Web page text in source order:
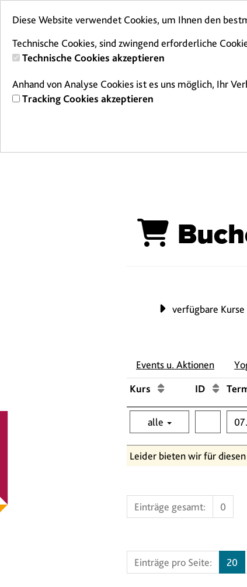
verfügbare Kurse
Events u. Aktionen
Kurs
ID
alle
Leider bieten wir für
Einträge gesamt: 0
Einträge pro Seite: 20
Diese Website verwendet Cookies, um Ihnen den
Technische Cookies, sind zwingend erforderliche
Technische Cookies akzeptieren
Anhand von Analyse Cookies ist es uns möglich, Ihr
Tracking Cookies akzeptieren